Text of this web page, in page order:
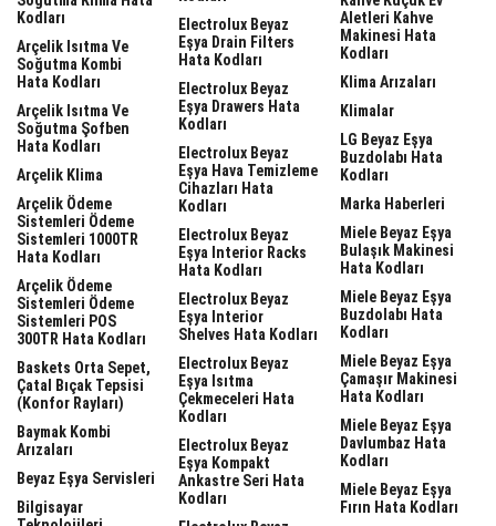
Kodları
Arçelik Isıtma Ve
Soğutma Kombi
Hata Kodları
Arçelik Isıtma Ve
Soğutma Şofben
Hata Kodları
Arçelik Klima
Arçelik Ödeme
Sistemleri Ödeme
Sistemleri 1000TR
Hata Kodları
Arçelik Ödeme
Sistemleri Ödeme
Sistemleri POS
300TR Hata Kodları
Baskets Orta Sepet,
Çatal Bıçak Tepsisi
(Konfor Rayları)
Baymak Kombi
Arızaları
Beyaz Eşya Servisleri
Bilgisayar
Electrolux Beyaz
Eşya Drain Filters
Hata Kodları
Electrolux Beyaz
Eşya Drawers Hata
Kodları
Electrolux Beyaz
Eşya Hava Temizleme
Cihazları Hata
Kodları
Electrolux Beyaz
Eşya Interior Racks
Hata Kodları
Electrolux Beyaz
Eşya Interior
Shelves Hata Kodları
Electrolux Beyaz
Eşya Isıtma
Çekmeceleri Hata
Kodları
Electrolux Beyaz
Eşya Kompakt
Ankastre Seri Hata
Kodları
Aletleri Kahve
Makinesi Hata
Kodları
Klima Arızaları
Klimalar
LG Beyaz Eşya
Buzdolabı Hata
Kodları
Marka Haberleri
Miele Beyaz Eşya
Bulaşık Makinesi
Hata Kodları
Miele Beyaz Eşya
Buzdolabı Hata
Kodları
Miele Beyaz Eşya
Çamaşır Makinesi
Hata Kodları
Miele Beyaz Eşya
Davlumbaz Hata
Kodları
Miele Beyaz Eşya
Fırın Hata Kodları